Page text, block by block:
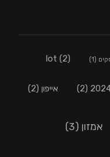
(1)
lot (2)
(2) אייפון (2)
אמזון (3)